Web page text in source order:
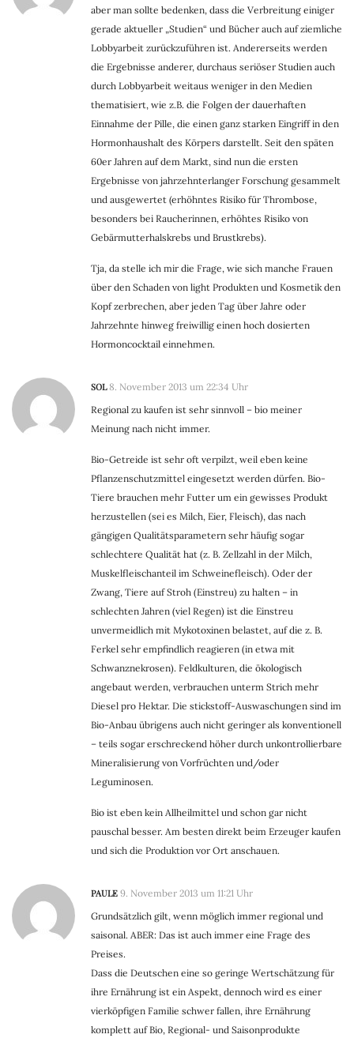
aber man sollte bedenken, dass die Verbreitung einiger
gerade aktueller „Studien“ und Bücher auch auf ziemliche
Lobbyarbeit zurückzuführen ist. Andererseits werden
die Ergebnisse anderer, durchaus seriöser Studien auch
durch Lobbyarbeit weitaus weniger in den Medien
thematisiert, wie z.B. die Folgen der dauerhaften
Einnahme der Pille, die einen ganz starken Eingriff in den
Hormonhaushalt des Körpers darstellt. Seit den späten
60er Jahren auf dem Markt, sind nun die ersten
Ergebnisse von jahrzehnterlanger Forschung gesammelt
und ausgewertet (erhöhntes Risiko für Thrombose,
besonders bei Raucherinnen, erhöhtes Risiko von
Gebärmutterhalskrebs und Brustkrebs).
Tja, da stelle ich mir die Frage, wie sich manche Frauen
über den Schaden von light Produkten und Kosmetik den
Kopf zerbrechen, aber jeden Tag über Jahre oder
Jahrzehnte hinweg freiwillig einen hoch dosierten
Hormoncocktail einnehmen.
SOL 8. November 2013 um 22:34 Uhr
Regional zu kaufen ist sehr sinnvoll – bio meiner
Meinung nach nicht immer.
Bio-Getreide ist sehr oft verpilzt, weil eben keine
Pflanzenschutzmittel eingesetzt werden dürfen. Bio-
Tiere brauchen mehr Futter um ein gewisses Produkt
herzustellen (sei es Milch, Eier, Fleisch), das nach
gängigen Qualitätsparametern sehr häufig sogar
schlechtere Qualität hat (z. B. Zellzahl in der Milch,
Muskelfleischanteil im Schweinefleisch). Oder der
Zwang, Tiere auf Stroh (Einstreu) zu halten – in
schlechten Jahren (viel Regen) ist die Einstreu
unvermeidlich mit Mykotoxinen belastet, auf die z. B.
Ferkel sehr empfindlich reagieren (in etwa mit
Schwanznekrosen). Feldkulturen, die ökologisch
angebaut werden, verbrauchen unterm Strich mehr
Diesel pro Hektar. Die stickstoff-Auswaschungen sind im
Bio-Anbau übrigens auch nicht geringer als konventionell
– teils sogar erschreckend höher durch unkontrollierbare
Mineralisierung von Vorfrüchten und/oder
Leguminosen.
Bio ist eben kein Allheilmittel und schon gar nicht
pauschal besser. Am besten direkt beim Erzeuger kaufen
und sich die Produktion vor Ort anschauen.
PAULE 9. November 2013 um 11:21 Uhr
Grundsätzlich gilt, wenn möglich immer regional und
saisonal. ABER: Das ist auch immer eine Frage des
Preises.
Dass die Deutschen eine so geringe Wertschätzung für
ihre Ernährung ist ein Aspekt, dennoch wird es einer
vierköpfigen Familie schwer fallen, ihre Ernährung
komplett auf Bio, Regional- und Saisonprodukte